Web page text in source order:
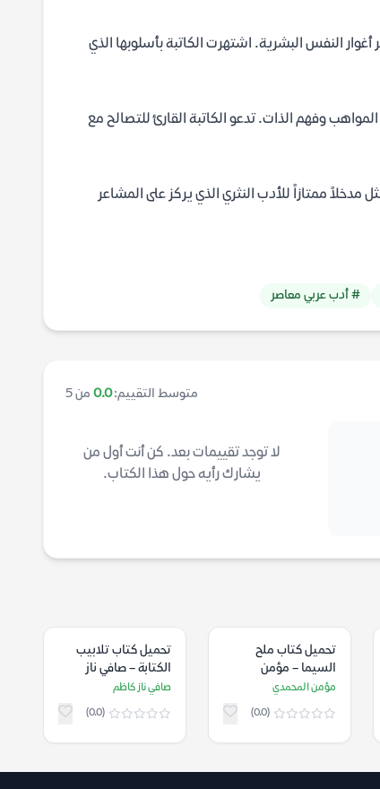
النفس البشرية. اشتهرت الكاتبة بأسلوبها الذي
وفهم الذات. تدعو الكاتبة القارئ للتصالح مع
ممتازاً للأدب النثري الذي يركز على المشاعر
# أدب عربي معاصر
متوسط التقييم:0.0 من 5
لا توجد تقييمات بعد. كن أنت أول من
يشارك رأيه حول هذا الكتاب.
تحميل كتاب ملح
السيما – مؤمن
المحمدي
مؤمن المحمدي
(0.0)
تحميل كتاب تلابيب
الكتابة – صافي ناز
كاظم
صافي ناز كاظم
(0.0)